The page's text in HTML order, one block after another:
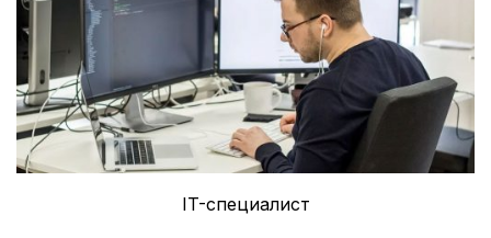
IT-специалист